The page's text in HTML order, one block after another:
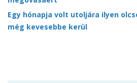
Egy hónapja volt utoljára ilyen
még kevesebbe kerül